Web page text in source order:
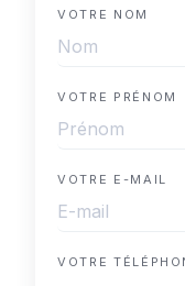
VOTRE NOM
VOTRE PRÉNOM
VOTRE E-MAIL
VOTRE